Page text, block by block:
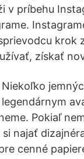
v príbehu
získať
Niekoľko
legendárnym
Pokiaľ
najať
cenné